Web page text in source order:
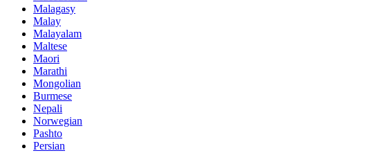
Malagasy
Malay
Malayalam
Maltese
Maori
Marathi
Mongolian
Burmese
Nepali
Norwegian
Pashto
Persian